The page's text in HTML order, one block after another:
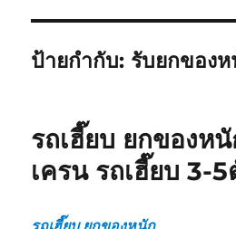
ป้ายกำกับ: รับยกของ
รถเฮี๊ยบ ยกของห
เครน รถเฮี๊ยบ 3-
รถเฮี๊ยบ ยกของหนัก